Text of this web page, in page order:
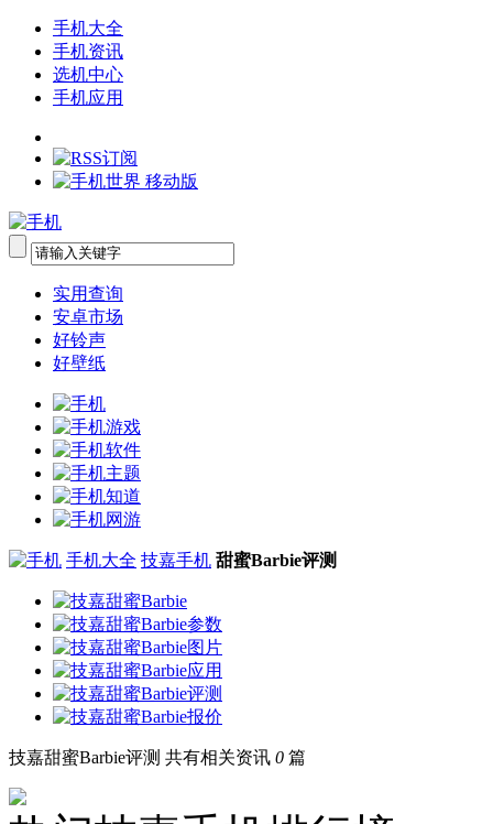
手机大全
手机资讯
选机中心
手机应用
实用查询
安卓市场
好铃声
好壁纸
手机大全 技嘉手机 甜蜜Barbie评测
技嘉甜蜜Barbie评测 共有相关资讯 0 篇